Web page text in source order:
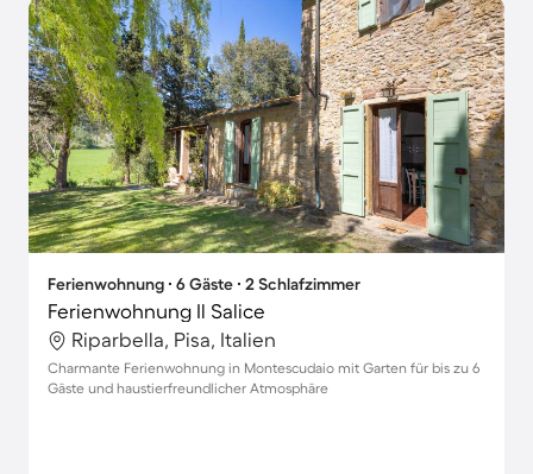
Ferienwohnung ∙ 6 Gäste ∙ 2 Schlafzimmer
Ferienwohnung Il Salice
Riparbella, Pisa, Italien
Charmante Ferienwohnung in Montescudaio mit Garten für bis zu 6
Gäste und haustierfreundlicher Atmosphäre